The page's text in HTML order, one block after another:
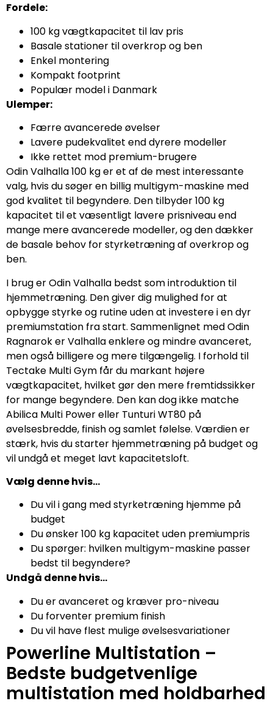
Fordele:
100 kg vægtkapacitet til lav pris
Basale stationer til overkrop og ben
Enkel montering
Kompakt footprint
Populær model i Danmark
Ulemper:
Færre avancerede øvelser
Lavere pudekvalitet end dyrere modeller
Ikke rettet mod premium-brugere
Odin Valhalla 100 kg er et af de mest interessante
valg, hvis du søger en billig multigym-maskine med
god kvalitet til begyndere. Den tilbyder 100 kg
kapacitet til et væsentligt lavere prisniveau end
mange mere avancerede modeller, og den dækker
de basale behov for styrketræning af overkrop og
ben.
I brug er Odin Valhalla bedst som introduktion til
hjemmetræning. Den giver dig mulighed for at
opbygge styrke og rutine uden at investere i en dyr
premiumstation fra start. Sammenlignet med Odin
Ragnarok er Valhalla enklere og mindre avanceret,
men også billigere og mere tilgængelig. I forhold til
Tectake Multi Gym får du markant højere
vægtkapacitet, hvilket gør den mere fremtidssikker
for mange begyndere. Den kan dog ikke matche
Abilica Multi Power eller Tunturi WT80 på
øvelsesbredde, finish og samlet følelse. Værdien er
stærk, hvis du starter hjemmetræning på budget og
vil undgå et meget lavt kapacitetsloft.
Vælg denne hvis…
Du vil i gang med styrketræning hjemme på
budget
Du ønsker 100 kg kapacitet uden premiumpris
Du spørger: hvilken multigym-maskine passer
bedst til begyndere?
Undgå denne hvis…
Du er avanceret og kræver pro-niveau
Du forventer premium finish
Du vil have flest mulige øvelsesvariationer
Powerline Multistation –
Bedste budgetvenlige
multistation med holdbarhed